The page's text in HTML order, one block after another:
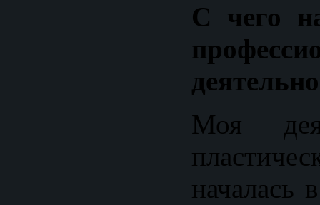
С чего
Моя
началась